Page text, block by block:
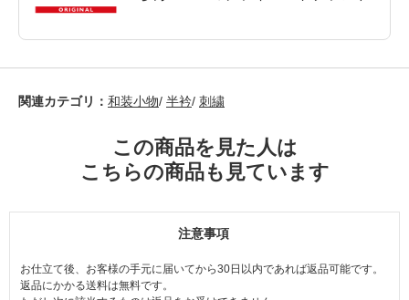
関連カテゴリ： 和装小物/ 半衿/ 刺繍
この商品を見た人は
こちらの商品も見ています
注意事項
お仕立て後、お客様の手元に届いてから30日以内であれば返品可能です。
返品にかかる送料は無料です。